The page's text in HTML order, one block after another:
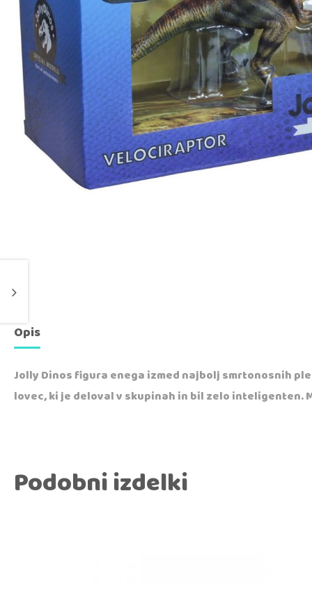
Opis
Jolly Dinos figura enega izmed najbolj smrtonosnih
lovec, ki je deloval v skupinah in bil zelo inteligenten.
Podobni izdelki